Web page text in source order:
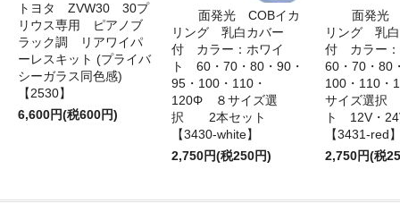
トヨタ ZVW30 30プ
リウス専用 ピアノブ
ラック調 リアワイパ
ーレスキット (プライバ
シーガラス同色感)
【2530】
6,600円(税600円)
面発光 COBイカ
リング 乳白カバー
付 カラー：ホワイ
ト 60・70・80・90・
95・100・110・
120Φ ８サイズ選
択 2本セット
【3430-white】
2,750円(税250円)
面発光
リング 乳
付 カラー
60・70・80
100・110
サイズ選
ト 12V・
【3431-red
2,750円(税